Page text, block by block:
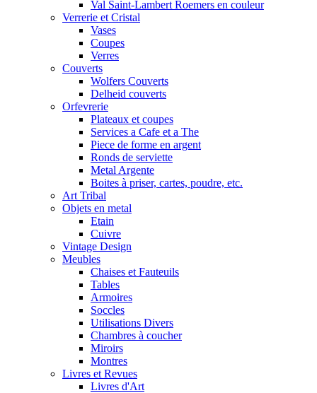
Val Saint-Lambert Roemers en couleur
Verrerie et Cristal
Vases
Coupes
Verres
Couverts
Wolfers Couverts
Delheid couverts
Orfevrerie
Plateaux et coupes
Services a Cafe et a The
Piece de forme en argent
Ronds de serviette
Metal Argente
Boites à priser, cartes, poudre, etc.
Art Tribal
Objets en metal
Etain
Cuivre
Vintage Design
Meubles
Chaises et Fauteuils
Tables
Armoires
Soccles
Utilisations Divers
Chambres à coucher
Miroirs
Montres
Livres et Revues
Livres d'Art